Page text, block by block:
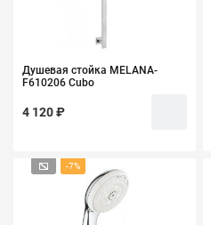
Душевая стойка MELANA-
F610206 Cubo
4 120 ₽
-7%